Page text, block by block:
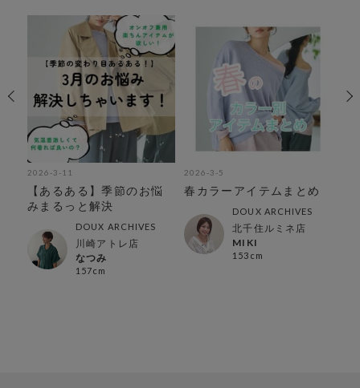
2026-3-11
【あるある】季節のお悩
みまるっと解決
DOUX ARCHIVES
川崎アトレ店
なつみ
157cm
2026-3-5
春カラーアイテムまとめ
DOUX ARCHIVES
北千住ルミネ店
MIKI
153cm